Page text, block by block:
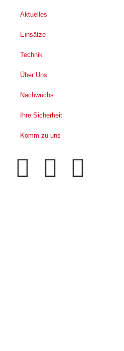
Aktuelles
Einsätze
Technik
Über Uns
Nachwuchs
Ihre Sicherheit
Komm zu uns